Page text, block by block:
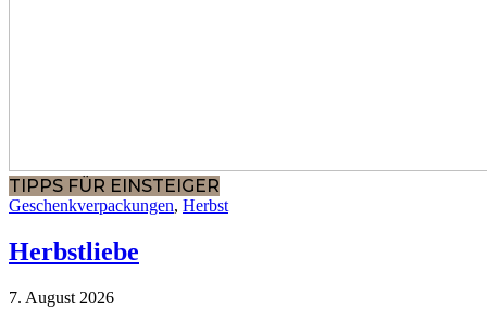
TIPPS FÜR EINSTEIGER
Geschenkverpackungen, Herbst
Herbstliebe
7. August 2026